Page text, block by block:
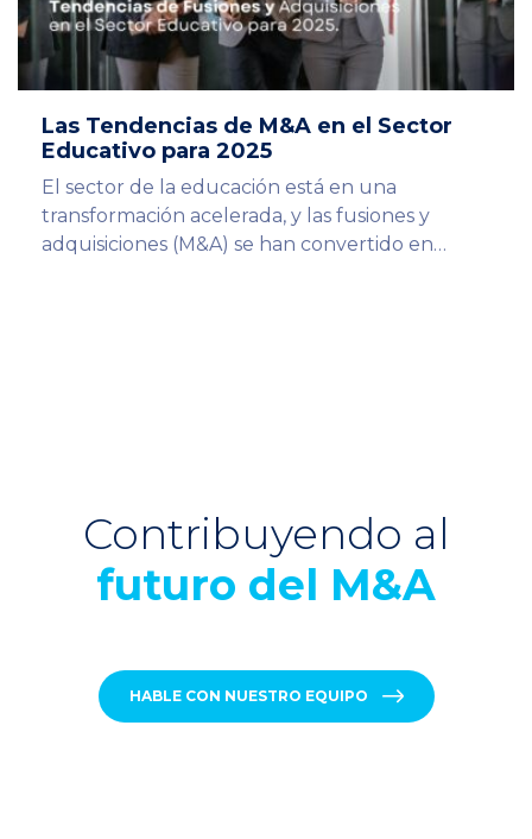
Las Tendencias de M&A en el Sector
Educativo para 2025
El sector de la educación está en una
transformación acelerada, y las fusiones y
adquisiciones (M&A) se han convertido en…
Contribuyendo al
futuro del M&A
HABLE CON NUESTRO EQUIPO